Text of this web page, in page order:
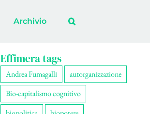
Archivio
Effimera tags
Andrea Fumagalli
autorganizzazione
Bio-capitalismo cognitivo